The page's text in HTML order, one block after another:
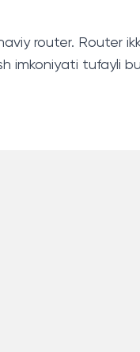
router. Router
imkoniyati tufayli